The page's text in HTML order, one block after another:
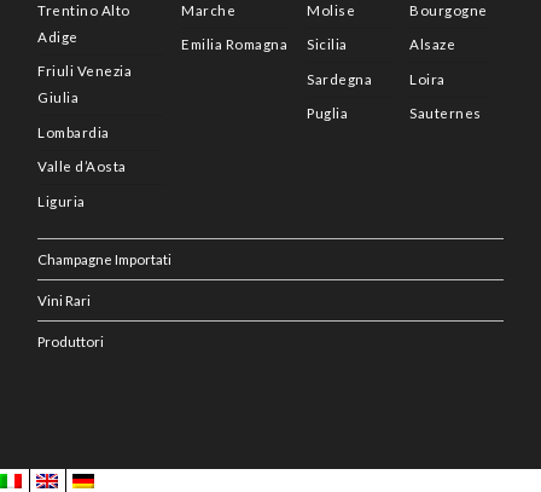
Trentino Alto
Adige
Friuli Venezia
Giulia
Lombardia
Valle d’Aosta
Liguria
Marche
Emilia Romagna
Molise
Sicilia
Sardegna
Puglia
Bourgogne
Alsaze
Loira
Sauternes
Champagne Importati
Vini Rari
Produttori